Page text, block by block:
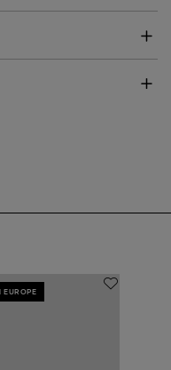
EUROPE